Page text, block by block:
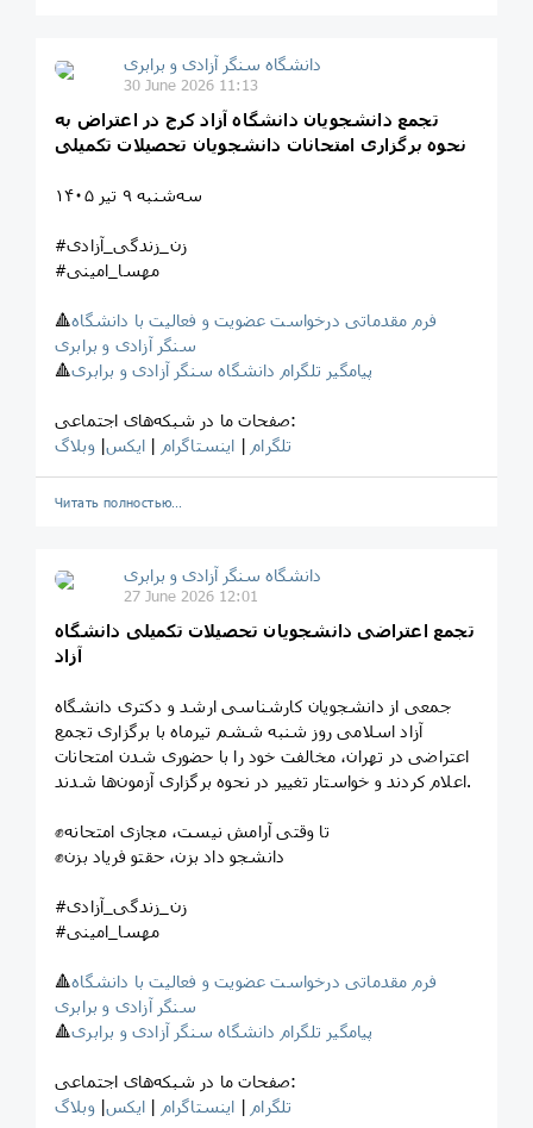
‎دانشگاه سنگر آزادی و برابری
30 June 2026 11:13
تجمع دانشجویان دانشگاه آزاد کرج در اعتراض به
نحوه برگزاری امتحانات دانشجویان تحصیلات تکمیلی
سه‌شنبه ۹ تیر ۱۴۰۵
#زن_زندگی_آزادی
#مهسا_امینی
🔺فرم مقدماتی درخواست عضویت و فعالیت با دانشگاه
سنگر آزادی و برابری
🔺پیامگیر تلگرام دانشگاه سنگر آزادی و برابری
صفحات ما در شبکه‌های اجتماعی:
تلگرام
اینستاگرام ایکس|وبلاگ
Читать полностью…
‎دانشگاه سنگر آزادی و برابری
27 June 2026 12:01
تجمع اعتراضی دانشجویان تحصیلات تکمیلی دانشگاه
آزاد
جمعی از دانشجویان کارشناسی ارشد و دکتری دانشگاه
آزاد اسلامی روز شنبه ششم تیرماه با برگزاری تجمع
اعتراضی در تهران، مخالفت خود را با حضوری شدن امتحانات
اعلام کردند و خواستار تغییر در نحوه برگزاری آزمون‌ها شدند.
✊تا وقتی آرامش نیست، مجازی امتحانه
✊دانشجو داد بزن، حقتو فریاد بزن
#زن_زندگی_آزادی
#مهسا_امینی
🔺فرم مقدماتی درخواست عضویت و فعالیت با دانشگاه
سنگر آزادی و برابری
🔺پیامگیر تلگرام دانشگاه سنگر آزادی و برابری
صفحات ما در شبکه‌های اجتماعی:
تلگرام | اینستاگرام | ایکس|وبلاگ